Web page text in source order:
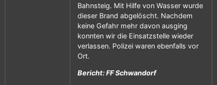
Bahnsteig. Mit Hilfe von Wasser wurde
dieser Brand abgelöscht. Nachdem
keine Gefahr mehr davon ausging
konnten wir die Einsatzstelle wieder
verlassen. Polizei waren ebenfalls vor
Ort.
Bericht: FF Schwandorf